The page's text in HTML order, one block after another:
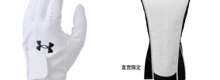
直営限定